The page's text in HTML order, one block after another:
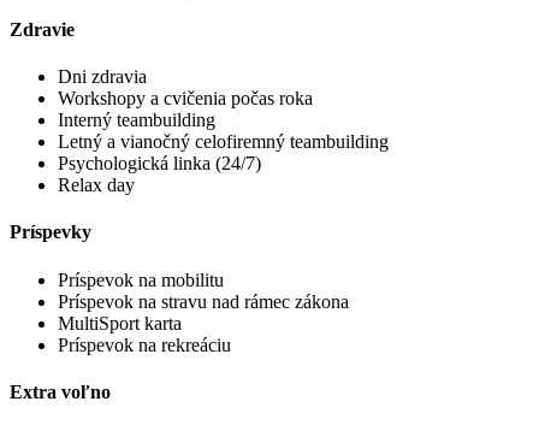
Zdravie
Dni zdravia
Workshopy a cvičenia počas roka
Interný teambuilding
Letný a vianočný celofiremný teambuilding
Psychologická linka (24/7)
Relax day
Príspevky
Príspevok na mobilitu
Príspevok na stravu nad rámec zákona
MultiSport karta
Príspevok na rekreáciu
Extra voľno